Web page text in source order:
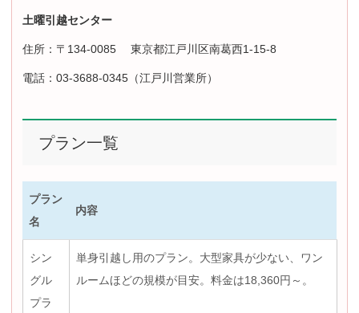
土曜引越センター
住所：〒134-0085 東京都江戸川区南葛西1-15-8
電話：03-3688-0345（江戸川営業所）
プラン一覧
プラン
名
内容
シン
グル
プラ
単身引越し用のプラン。大型家具が少ない、ワン
ルームほどの規模が目安。料金は18,360円～。